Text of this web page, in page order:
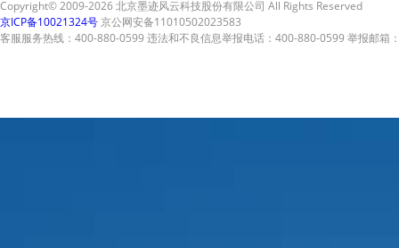
Copyright© 2009-2026 北京墨迹风云科技股份有限公司 All Rights Reserved
京ICP备10021324号京公网安备11010502023583
客服服务热线：400-880-0599 违法和不良信息举报电话：400-880-0599 举报邮箱